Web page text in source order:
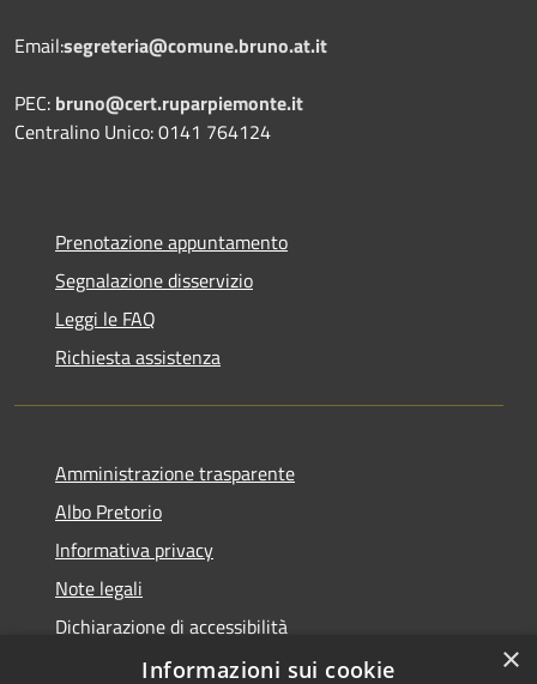
Email:segreteria@comune.bruno.at.it
PEC: bruno@cert.ruparpiemonte.it
Centralino Unico: 0141 764124
Prenotazione appuntamento
Segnalazione disservizio
Leggi le FAQ
Richiesta assistenza
Amministrazione trasparente
Albo Pretorio
Informativa privacy
Note legali
Dichiarazione di accessibilità
×
Informazioni sui cookie